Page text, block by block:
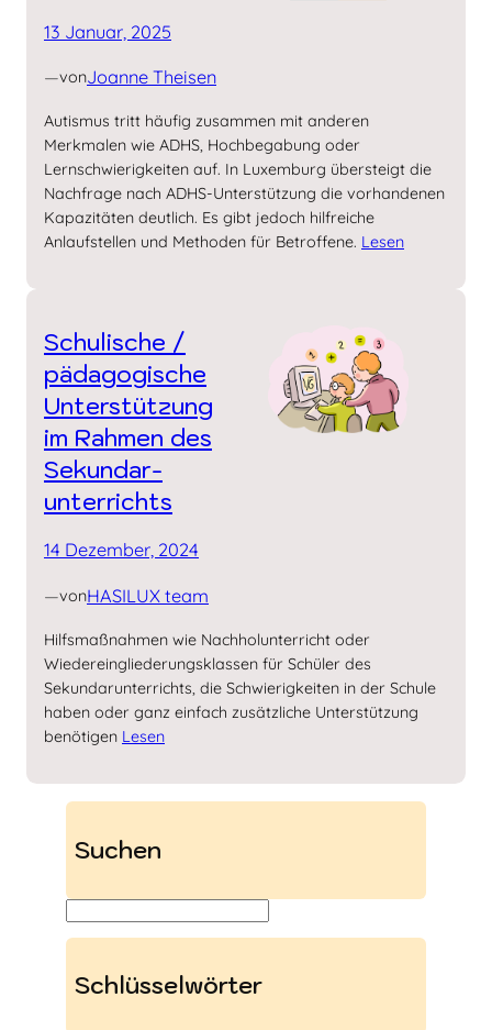
13 Januar, 2025
—vonJoanne Theisen
Autismus tritt häufig zusammen mit anderen
Merkmalen wie ADHS, Hochbegabung oder
Lernschwierigkeiten auf. In Luxemburg übersteigt die
Nachfrage nach ADHS-Unterstützung die vorhandenen
Kapazitäten deutlich. Es gibt jedoch hilfreiche
Anlaufstellen und Methoden für Betroffene. Lesen
Schulische /
pädago­gische
Unter­stützung
im Rahmen des
Sekundar­
unterrichts
14 Dezember, 2024
—vonHASILUX team
Hilfsmaßnahmen wie Nachholunterricht oder
Wiedereingliederungsklassen für Schüler des
Sekundarunterrichts, die Schwierigkeiten in der Schule
haben oder ganz einfach zusätzliche Unterstützung
benötigen Lesen
Suchen
u
Schlüsselwörter